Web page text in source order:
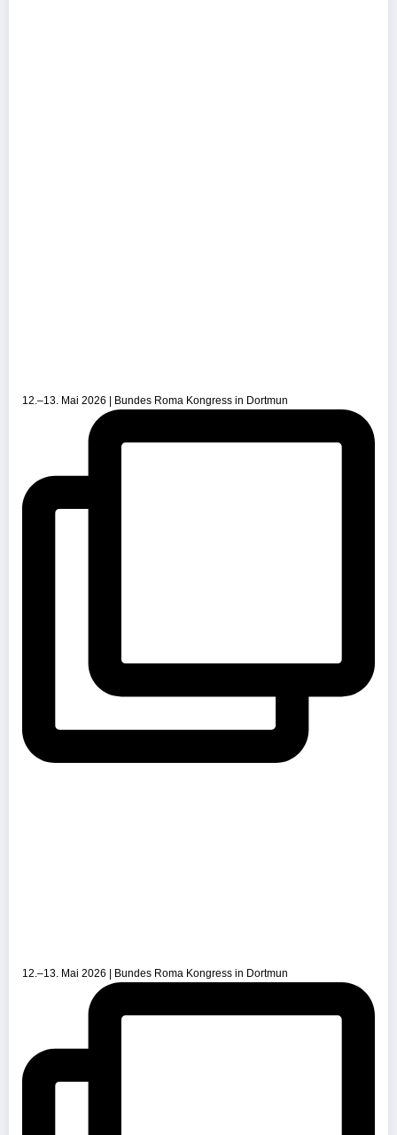
12.–13. Mai 2026 | Bundes Roma Kongress in Dortmun
12.–13. Mai 2026 | Bundes Roma Kongress in Dortmun